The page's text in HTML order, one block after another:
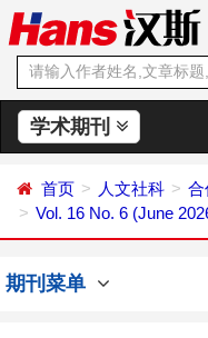
学术期刊
首页 人文社科 合
Vol. 16 No. 6 (June
期刊菜单